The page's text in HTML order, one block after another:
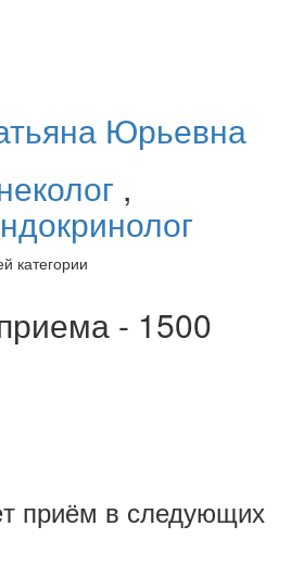
Юрьевна
,
категории
- 1500
приём в следующих